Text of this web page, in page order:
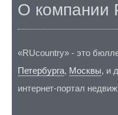
О компании
«RUcountry» - это
Петербурга, Москвы, и
интернет-портал